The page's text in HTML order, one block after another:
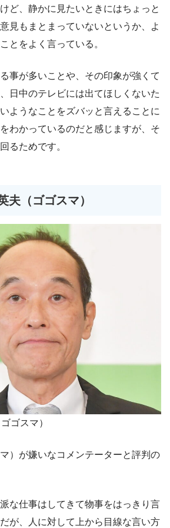
ど、静かに見たいときにはちょっと
見もまとまっていないというか、よ
とをよく言っている。
事が多いことや、その印象が強くて
日中のテレビには出てほしくないた
ようなことをズバッと言えることに
わかっているのだと感じますが、そ
るためです。
夫（ゴゴスマ）
ゴスマ）
）が嫌いなコメンテーターと評判の
な仕事はしてきて物事をはっきり言
が、人に対して上から目線な言い方